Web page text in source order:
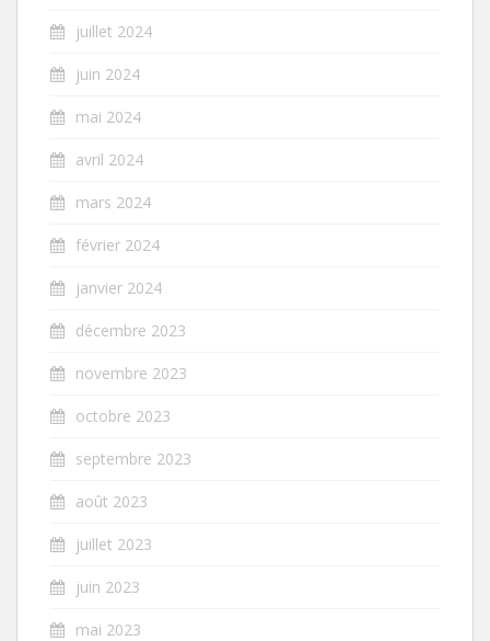
juillet 2024
juin 2024
mai 2024
avril 2024
mars 2024
février 2024
janvier 2024
décembre 2023
novembre 2023
octobre 2023
septembre 2023
août 2023
juillet 2023
juin 2023
mai 2023